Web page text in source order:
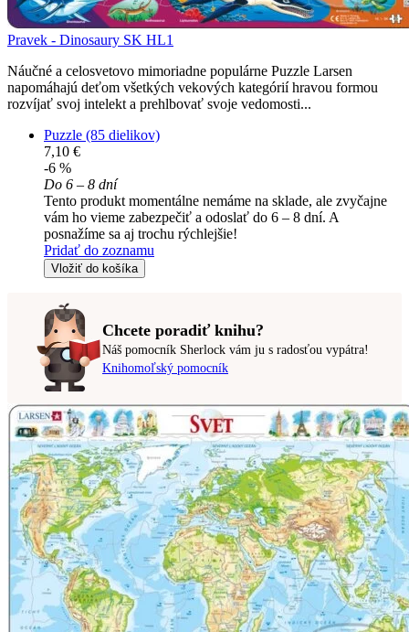
Pravek - Dinosaury SK HL1
Náučné a celosvetovo mimoriadne populárne Puzzle Larsen
napomáhajú deťom všetkých vekových kategórií hravou formou
rozvíjať svoj intelekt a prehlbovať svoje vedomosti...
Puzzle (85 dielikov)
7,10 €
-6 %
Do 6 – 8 dní
Tento produkt momentálne nemáme na sklade, ale zvyčajne
vám ho vieme zabezpečiť a odoslať do 6 – 8 dní. A
posnažíme sa aj trochu rýchlejšie!
Pridať do zoznamu
Vložiť do košíka
Chcete poradiť knihu?
Náš pomocník Sherlock vám ju s radosťou vypátra!
Knihomoľský pomocník